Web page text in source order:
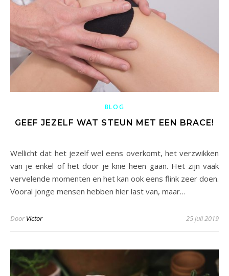
BLOG
GEEF JEZELF WAT STEUN MET EEN BRACE!
Wellicht dat het jezelf wel eens overkomt, het verzwikken
van je enkel of het door je knie heen gaan. Het zijn vaak
vervelende momenten en het kan ook eens flink zeer doen.
Vooral jonge mensen hebben hier last van, maar…
DoorVictor 25 juli 2019